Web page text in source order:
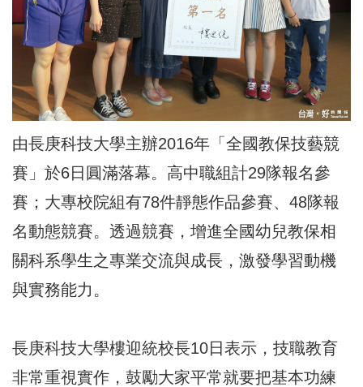
由長庚科技大學主辦2016年「全國教保技藝競
賽」於6日圓滿落幕。高中職組計29隊報名參
賽；大專校院組有78件靜態作品參賽、48隊報
名動態競賽。透過競賽，增進全國幼兒教保相
關科系學生之專業交流與成長，激發學習動機
與實務能力。
長庚科技大學樓迎統校長10日表示，技職教育
非常重視實作，鼓勵大家平常就要把基本功練